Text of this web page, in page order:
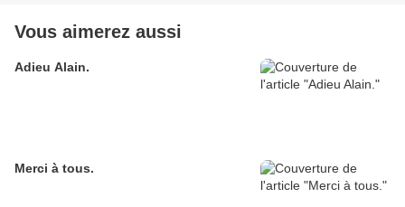
Vous aimerez aussi
Adieu Alain.
Merci à tous.